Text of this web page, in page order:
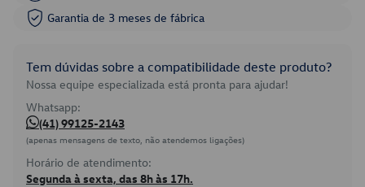
Garantia de 3 meses de fábrica
Tem dúvidas sobre a compatibilidade deste produto?
Nossa equipe especializada está pronta para ajudar!
Whatsapp:
(41) 99125-2143
(apenas mensagens de texto, não atendemos ligações)
Horário de atendimento:
Segunda à sexta, das 8h às 17h.